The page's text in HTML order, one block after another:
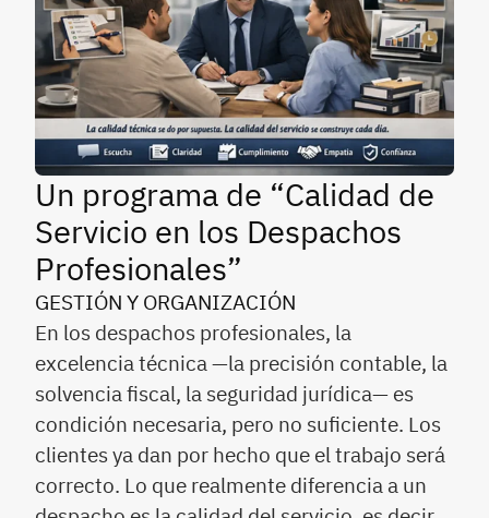
Un programa de “Calidad de
Servicio en los Despachos
Profesionales”
GESTIÓN Y ORGANIZACIÓN
En los despachos profesionales, la
excelencia técnica —la precisión contable, la
solvencia fiscal, la seguridad jurídica— es
condición necesaria, pero no suficiente. Los
clientes ya dan por hecho que el trabajo será
correcto. Lo que realmente diferencia a un